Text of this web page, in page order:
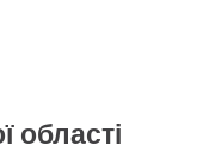
області